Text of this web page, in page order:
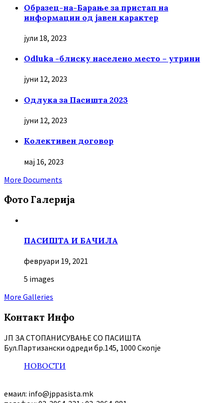
Образец-на-Барање за пристап на
информации од јавен карактер
јули 18, 2023
Odluka -блиску населено место – утрини
јуни 12, 2023
Oдлука за Пасишта 2023
јуни 12, 2023
Колективен договор
мај 16, 2023
More Documents
Фото Галерија
ПАСИШТА И БАЧИЛА
февруари 19, 2021
5 images
More Galleries
Контакт Инфо
ЈП ЗА СТОПАНИСУВАЊЕ СО ПАСИШТА
Бул.Партизански oдреди бр.145, 1000 Скопје
НОВОСТИ
емаил: info@jppasista.mk